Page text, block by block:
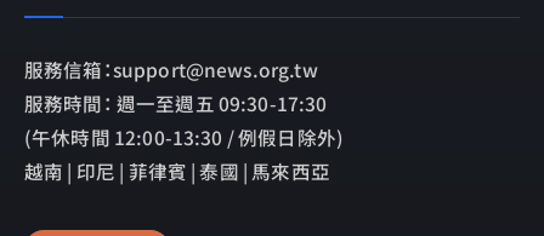
服務信箱：support@news.org.tw
服務時間： 週一至週五 09:30-17:30
(午休時間 12:00-13:30 / 例假日除外)
越南 | 印尼 | 菲律賓 | 泰國 | 馬來西亞